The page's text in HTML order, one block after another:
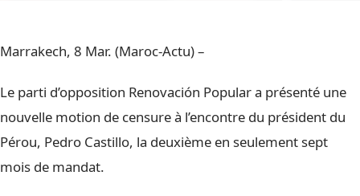
Marrakech, 8 Mar. (Maroc-Actu) –
Le parti d’opposition Renovación Popular a présenté une
nouvelle motion de censure à l’encontre du président du
Pérou, Pedro Castillo, la deuxième en seulement sept
mois de mandat.